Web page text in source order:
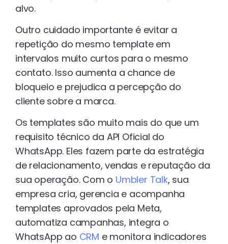
alvo.
Outro cuidado importante é evitar a
repetição do mesmo template em
intervalos muito curtos para o mesmo
contato. Isso aumenta a chance de
bloqueio e prejudica a percepção do
cliente sobre a marca.
Os templates são muito mais do que um
requisito técnico da API Oficial do
WhatsApp. Eles fazem parte da estratégia
de relacionamento, vendas e reputação da
sua operação. Com o Umbler Talk, sua
empresa cria, gerencia e acompanha
templates aprovados pela Meta,
automatiza campanhas, integra o
WhatsApp ao CRM e monitora indicadores